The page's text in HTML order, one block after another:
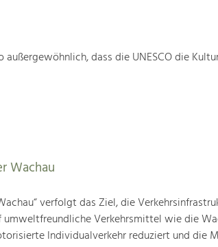
außergewöhnlich, dass die UNESCO die
Wachau
verfolgt das Ziel, die
Verkehrsmittel wie die
Individualverkehr reduziert und die